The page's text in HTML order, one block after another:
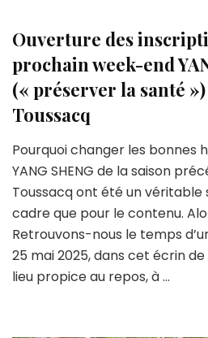
Ouverture des
prochain week-end
(« préserver la santé
Toussacq
Pourquoi changer les bonnes
YANG SHENG de la saison
Toussacq ont été un
cadre que pour le contenu.
Retrouvons-nous le temps
25 mai 2025, dans cet écrin
lieu propice au repos, à …